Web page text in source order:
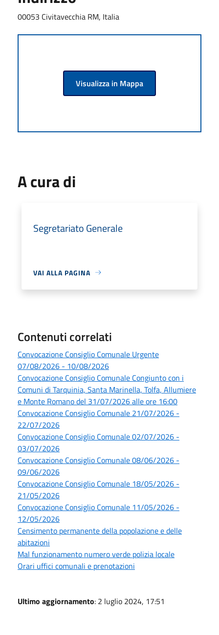
00053 Civitavecchia RM, Italia
Visualizza in Mappa
A cura di
Segretariato Generale
VAI ALLA PAGINA
Contenuti correlati
Convocazione Consiglio Comunale Urgente
07/08/2026 - 10/08/2026
Convocazione Consiglio Comunale Congiunto con i
Comuni di Tarquinia, Santa Marinella, Tolfa, Allumiere
e Monte Romano del 31/07/2026 alle ore 16:00
Convocazione Consiglio Comunale 21/07/2026 -
22/07/2026
Convocazione Consiglio Comunale 02/07/2026 -
03/07/2026
Convocazione Consiglio Comunale 08/06/2026 -
09/06/2026
Convocazione Consiglio Comunale 18/05/2026 -
21/05/2026
Convocazione Consiglio Comunale 11/05/2026 -
12/05/2026
Censimento permanente della popolazione e delle
abitazioni
Mal funzionamento numero verde polizia locale
Orari uffici comunali e prenotazioni
Ultimo aggiornamento: 2 luglio 2024, 17:51